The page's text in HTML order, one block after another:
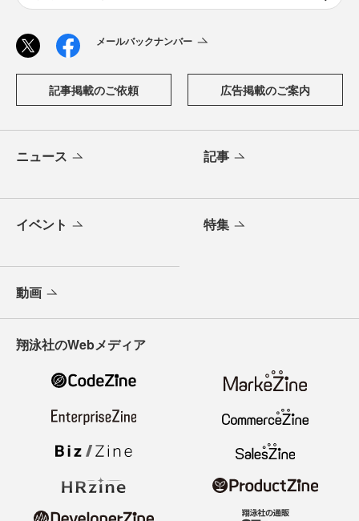
メールバックナンバー
記事掲載のご依頼 広告掲載のご案内
ニュース 記事
イベント 特集
動画
翔泳社のWebメディア